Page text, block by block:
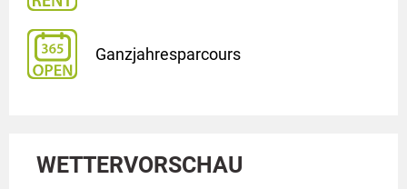
Ganzjahresparcours
WETTERVORSCHAU